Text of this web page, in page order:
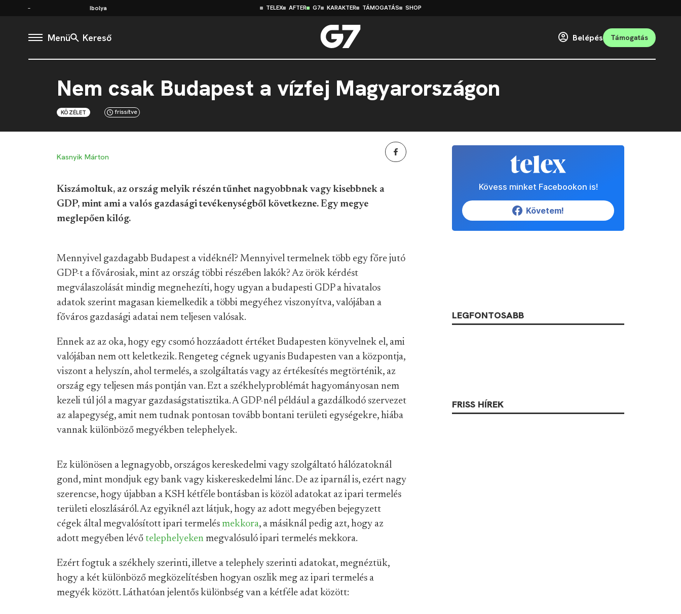
Ibolya TELEX AFTER G7 KARAKTER TÁMOGATÁS SHOP
Menü Kereső Belépés Támogatás
Nem csak Budapest a vízfej Magyarországon
KÖZÉLET frissítve
Kasnyik Márton
Kiszámoltuk, az ország melyik részén tűnhet nagyobbnak vagy kisebbnek a
GDP, mint ami a valós gazdasági tevékenységből következne. Egy megye
meglepően kilóg.
Mennyivel gazdagabb Budapest a vidéknél? Mennyivel termelnek több egy főre jutó
GDP-t a fővárosiak, mint az ország többi részében lakók? Az örök kérdést
megválaszolását mindig megnehezíti, hogy ugyan a budapesti GDP a hivatalos
adatok szerint magasan kiemelkedik a többi megyéhez viszonyítva, valójában a
főváros gazdasági adatai nem teljesen valósak.
Ennek az az oka, hogy egy csomó hozzáadott értéket Budapesten könyvelnek el, ami
valójában nem ott keletkezik. Rengeteg cégnek ugyanis Budapesten van a központja,
viszont a helyszín, ahol termelés, a szolgáltatás vagy az értékesítés megtörténik, az
ország egy teljesen más pontján van. Ezt a székhelyproblémát hagyományosan nem
kezeli túl jól a magyar gazdaságstatisztika. A GDP-nél például a gazdálkodó szervezet
az alapegység, amit nem tudnak pontosan tovább bontani területi egységekre, hiába
vannak különböző megyékben telephelyek.
Ez különösen a legnagyobb, országos kereskedelmi vagy szolgáltató hálózatoknál
gond, mint mondjuk egy bank vagy kiskereskedelmi lánc. De az iparnál is, ezért nagy
szerencse, hogy újabban a KSH kétféle bontásban is közöl adatokat az ipari termelés
területi eloszlásáról. Az egyiknél azt látjuk, hogy az adott megyében bejegyzett
cégek által megvalósított ipari termelés mekkora, a másiknál pedig azt, hogy az
adott megyében lévő telephelyeken megvalósuló ipari termelés mekkora.
Ezért fogtuk a székhely szerinti, illetve a telephely szerinti adatokat, megnéztük,
hogy a két különböző megközelítésben hogyan oszlik meg az ipari termelés a
megyék között. Láthatóan jelentős különbség van a kétféle adat között:
Kövess minket Facebookon is!
Követem!
LEGFONTOSABB
FRISS HÍREK